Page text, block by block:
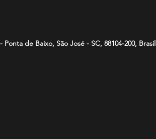
de Baixo, São José - SC, 88104-200, Brasil